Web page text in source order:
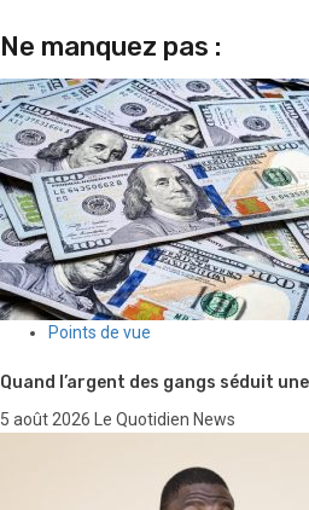
Ne manquez pas :
Points de vue
Quand l’argent des gangs séduit
5 août 2026 Le Quotidien News